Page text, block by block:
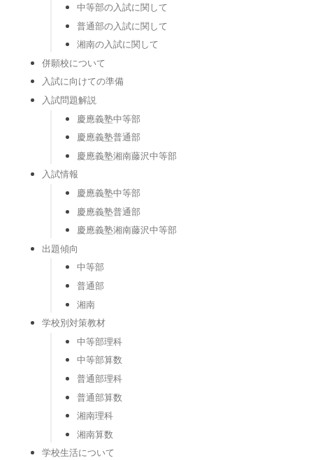
中等部の入試に関して
普通部の入試に関して
湘南の入試に関して
併願校について
入試に向けての準備
入試問題解説
慶應義塾中等部
慶應義塾普通部
慶應義塾湘南藤沢中等部
入試情報
慶應義塾中等部
慶應義塾普通部
慶應義塾湘南藤沢中等部
出題傾向
中等部
普通部
湘南
学校別対策教材
中等部理科
中等部算数
普通部理科
普通部算数
湘南理科
湘南算数
学校生活について